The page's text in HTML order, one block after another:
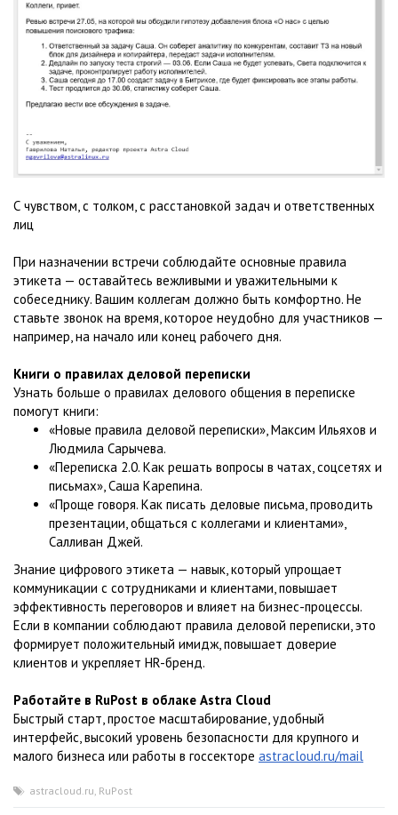
С чувством, с толком, с расстановкой задач и ответственных
лиц
При назначении встречи соблюдайте основные правила
этикета — оставайтесь вежливыми и уважительными к
собеседнику. Вашим коллегам должно быть комфортно. Не
ставьте звонок на время, которое неудобно для участников —
например, на начало или конец рабочего дня.
Книги о правилах деловой переписки
Узнать больше о правилах делового общения в переписке
помогут книги:
«Новые правила деловой переписки», Максим Ильяхов и
Людмила Сарычева.
«Переписка 2.0. Как решать вопросы в чатах, соцсетях и
письмах», Саша Карепина.
«Проще говоря. Как писать деловые письма, проводить
презентации, общаться с коллегами и клиентами»,
Салливан Джей.
Знание цифрового этикета — навык, который упрощает
коммуникации с сотрудниками и клиентами, повышает
эффективность переговоров и влияет на бизнес-процессы.
Если в компании соблюдают правила деловой переписки, это
формирует положительный имидж, повышает доверие
клиентов и укрепляет HR-бренд.
Работайте в RuPost в облаке Astra Cloud
Быстрый старт, простое масштабирование, удобный
интерфейс, высокий уровень безопасности для крупного и
малого бизнеса или работы в госсекторе astracloud.ru/mail
astracloud.ru RuPost